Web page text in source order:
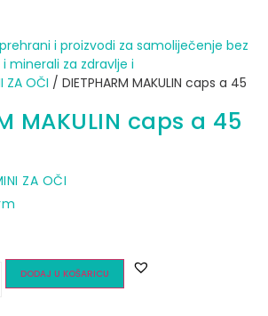
i proizvodi za samoliječenje bez
minerali za zdravlje i
ZA OČI / DIETPHARM MAKULIN caps a 45
MAKULIN caps a 45
ZA OČI
DODAJ U KOŠARICU